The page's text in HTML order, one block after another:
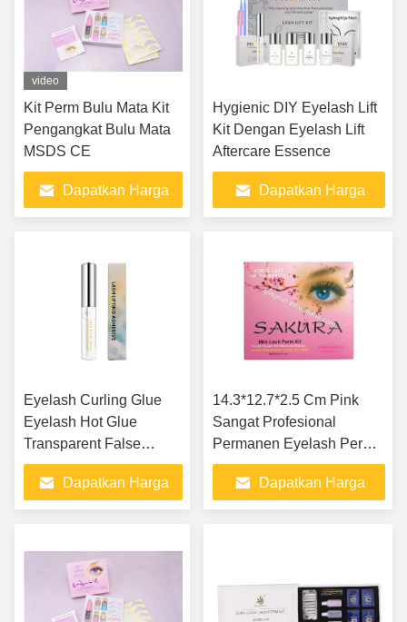
video
Kit Perm Bulu Mata Kit
Pengangkat Bulu Mata
MSDS CE
Dapatkan Harga
Hygienic DIY Eyelash Lift
Kit Dengan Eyelash Lift
Aftercare Essence
Dapatkan Harga
Eyelash Curling Glue
Eyelash Hot Glue
Transparent False
Eyelash Glue 5ml
Dapatkan Harga
14.3*12.7*2.5 Cm Pink
Sangat Profesional
Permanen Eyelash Perm
Curl Kit Dengan 4 Solusi
PermingDapatkan Harga